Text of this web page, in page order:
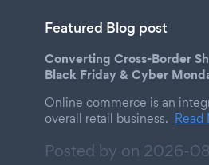
Featured Blog post
Converting Cross-Border
Black Friday & Cyber
Online commerce is an
overall retail business. Read
Posted by on 2026-